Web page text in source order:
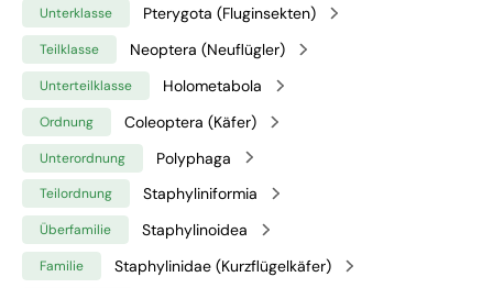
Unterklasse Pterygota (Fluginsekten)
Teilklasse Neoptera (Neuflügler)
Unterteilklasse Holometabola
Ordnung Coleoptera (Käfer)
Unterordnung Polyphaga
Teilordnung Staphyliniformia
Überfamilie Staphylinoidea
Familie Staphylinidae (Kurzflügelkäfer)